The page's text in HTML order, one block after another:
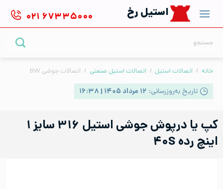
content
استیل رخ ۰۲۱ ۶۷۳۳۵۰۰۰
خانه / اتصالات استیل / اتصالات استیل صنعتی / اتصالات جوشی BW
تاریخ به‌روزرسانی: ۱۲ مرداد ۱۴۰۵ | ۱۶:۳۸
کپ یا درپوش جوشی استیل ۳۱۶ سایز ۱
اینچ رده ۴۰S